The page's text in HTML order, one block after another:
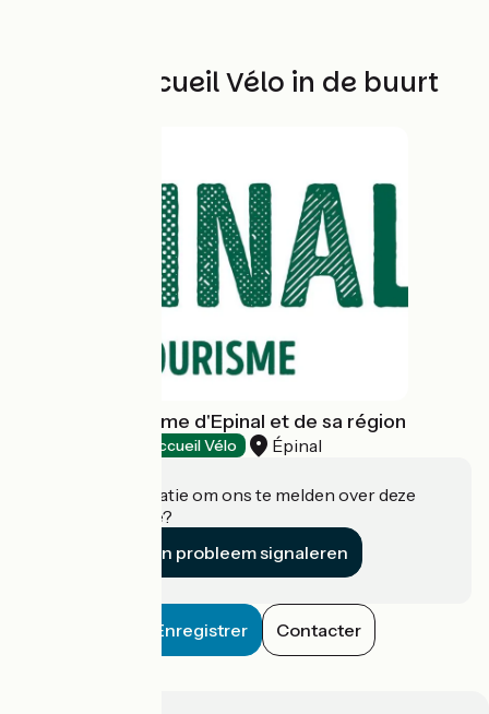
Andere Accueil Vélo in de buurt
Office de tourisme d'Epinal et de sa région
Accueil Vélo Épinal
Heeft u informatie om ons te melden over deze
accommodatie?
Een probleem signaleren
Enregistrer Contacter